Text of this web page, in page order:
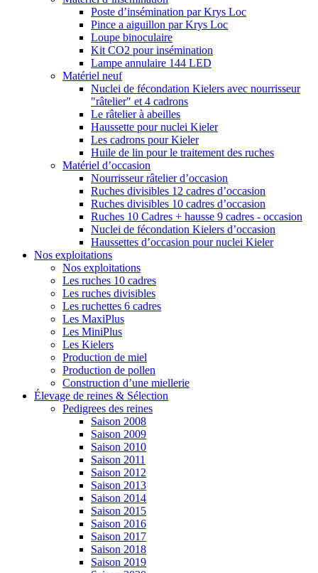
Poste d’insémination par Krys Loc
Pince a aiguillon par Krys Loc
Loupe binoculaire
Kit CO2 pour insémination
Lampe annulaire 144 LED
Matériel neuf
Nuclei de fécondation Kielers avec nourrisseur
"râtelier" et 4 cadrons
Le râtelier à abeilles
Haussette pour nuclei Kieler
Les cadrons pour Kieler
Huile de lin pour le traitement des ruches
Matériel d’occasion
Nourrisseur râtelier d’occasion
Ruches divisibles 12 cadres d’occasion
Ruches divisibles 10 cadres d’occasion
Ruches 10 Cadres + hausse 9 cadres - occasion
Nuclei de fécondation Kielers d’occasion
Haussettes d’occasion pour nuclei Kieler
Nos exploitations
Nos exploitations
Les ruches 10 cadres
Les ruches divisibles
Les ruchettes 6 cadres
Les MaxiPlus
Les MiniPlus
Les Kielers
Production de miel
Production de pollen
Construction d’une miellerie
Élevage de reines & Sélection
Pedigrees des reines
Saison 2008
Saison 2009
Saison 2010
Saison 2011
Saison 2012
Saison 2013
Saison 2014
Saison 2015
Saison 2016
Saison 2017
Saison 2018
Saison 2019